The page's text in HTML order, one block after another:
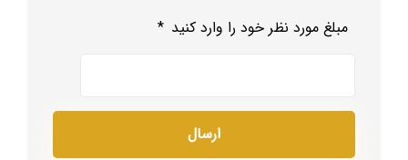
مبلغ مورد نظر خود را وارد کنید *